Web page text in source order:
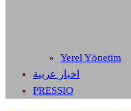
Yerel Yönetim
اخبار عربية
PRESSIO